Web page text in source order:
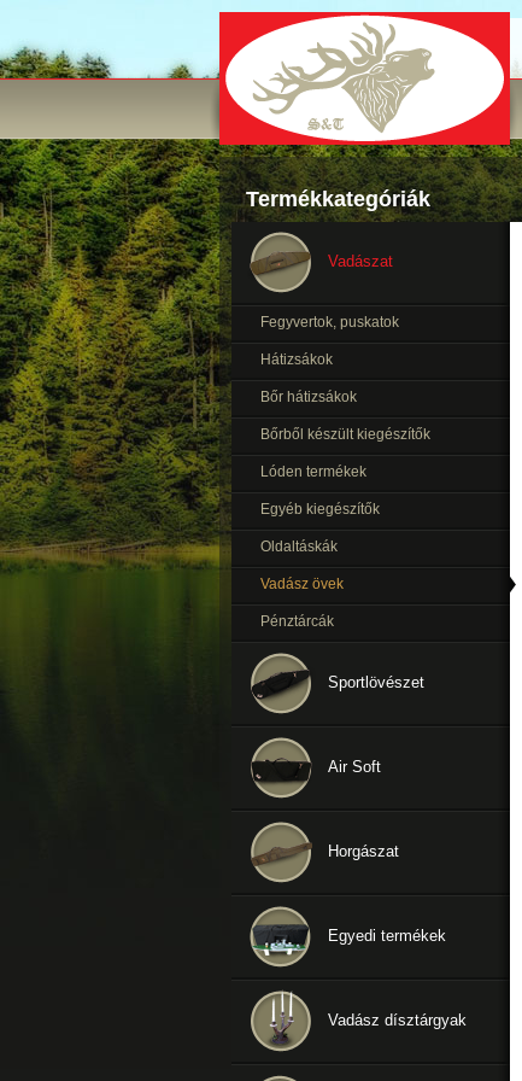
Termékkategóriák
Vadászat
Fegyvertok, puskatok
Hátizsákok
Bőr hátizsákok
Bőrből készült kiegészítők
Lóden termékek
Egyéb kiegészítők
Oldaltáskák
Vadász övek
Pénztárcák
Sportlövészet
Air Soft
Horgászat
Egyedi termékek
Vadász dísztárgyak